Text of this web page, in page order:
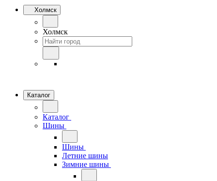
Холмск
Холмск
Каталог
Каталог
Шины
Шины
Летние шины
Зимние шины